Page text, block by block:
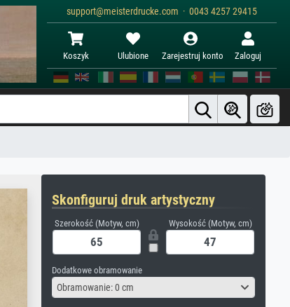
support@meisterdrucke.com · 0043 4257 29415
Koszyk Ulubione Zarejestruj konto Zaloguj
Skonfiguruj druk artystyczny
Szerokość (Motyw, cm) Wysokość (Motyw, cm)
Dodatkowe obramowanie
Obramowanie: 0 cm